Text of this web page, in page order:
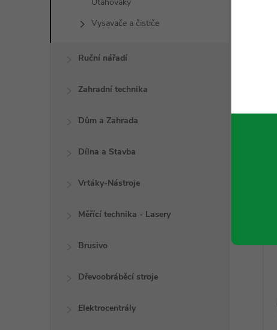
Vysavače a čističe
Ruční nářadí
Zahradní technika
Dům a Zahrada
Dílna a Stavba
Vrtáky-Nástroje
Měřící technika - Lasery
Brusivo
Dřevoobráběcí stroje
Elektrocentrály